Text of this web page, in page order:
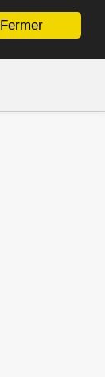
Fermer